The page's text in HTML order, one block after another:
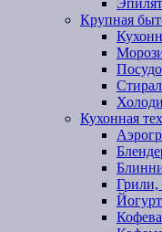
Крупная
Кухонная